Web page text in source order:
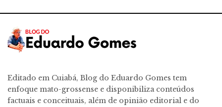
Editado em Cuiabá, Blog do Eduardo Gomes tem
enfoque mato-grossense e disponibiliza conteúdos
factuais e conceituais, além de opinião editorial e do